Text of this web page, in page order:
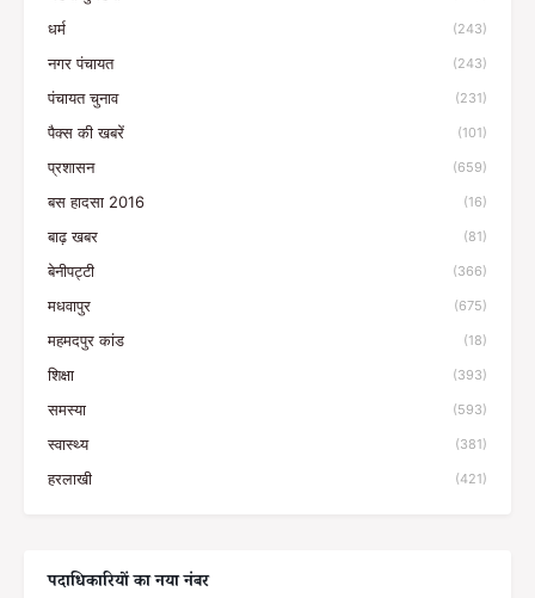
धर्म (243)
नगर पंचायत (243)
पंचायत चुनाव (231)
पैक्स की खबरें (101)
प्रशासन (659)
बस हादसा 2016 (16)
बाढ़ खबर (81)
बेनीपट्टी (366)
मधवापुर (675)
महमदपुर कांड (18)
शिक्षा (393)
समस्या (593)
स्वास्थ्य (381)
हरलाखी (421)
पदाधिकारियों का नया नंबर